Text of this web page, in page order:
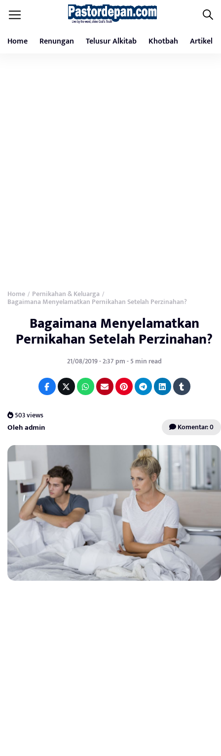
Home Renungan Telusur Alkitab Khotbah Artikel
Home / Pernikahan & Keluarga /
Bagaimana Menyelamatkan Pernikahan Setelah Perzinahan?
Bagaimana Menyelamatkan
Pernikahan Setelah Perzinahan?
21/08/2019 - 2:37 pm - 5 min read
503 views
Oleh admin Komentar: 0